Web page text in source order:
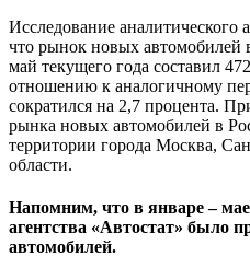
Исследование аналитического
что рынок новых автомобилей
май текущего года составил
отношению к аналогичному
сократился на 2,7 процента.
рынка новых автомобилей в
территории города Москва,
области.
Напомним, что в январе –
агентства «Автостат» было
автомобилей.